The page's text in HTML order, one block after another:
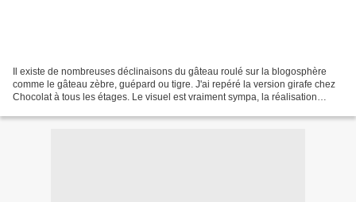
Il existe de nombreuses déclinaisons du gâteau roulé sur la blogosphère
comme le gâteau zèbre, guépard ou tigre. J'ai repéré la version girafe chez
Chocolat à tous les étages. Le visuel est vraiment sympa, la réalisation